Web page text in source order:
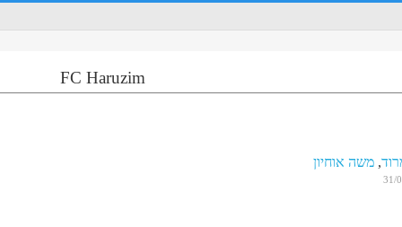
FC Haruzim
, משה אוחיון
31/